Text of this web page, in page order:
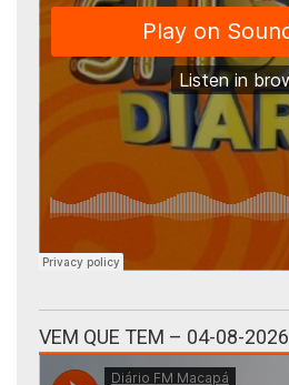
VEM QUE TEM – 04-08-2026